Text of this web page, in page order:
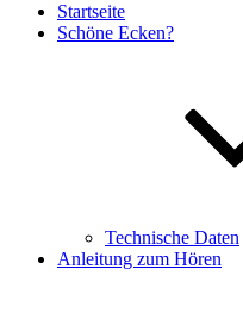
Startseite
Schöne Ecken?
Technische Daten
Anleitung zum Hören